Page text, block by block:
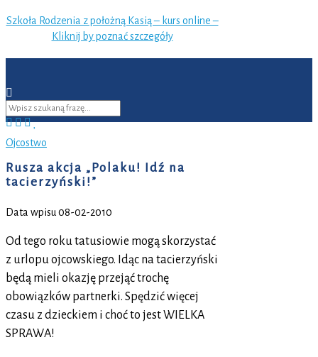
Szkoła Rodzenia z położną Kasią – kurs online –
Kliknij by poznać szczegóły
Ojcostwo
Rusza akcja „Polaku! Idź na
tacierzyński!”
Data wpisu 08-02-2010
Od tego roku tatusiowie mogą skorzystać
z urlopu ojcowskiego. Idąc na tacierzyński
będą mieli okazję przejąć trochę
obowiązków partnerki. Spędzić więcej
czasu z dzieckiem i choć to jest WIELKA
SPRAWA!